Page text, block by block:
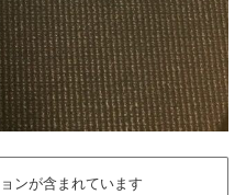
ンが含まれています